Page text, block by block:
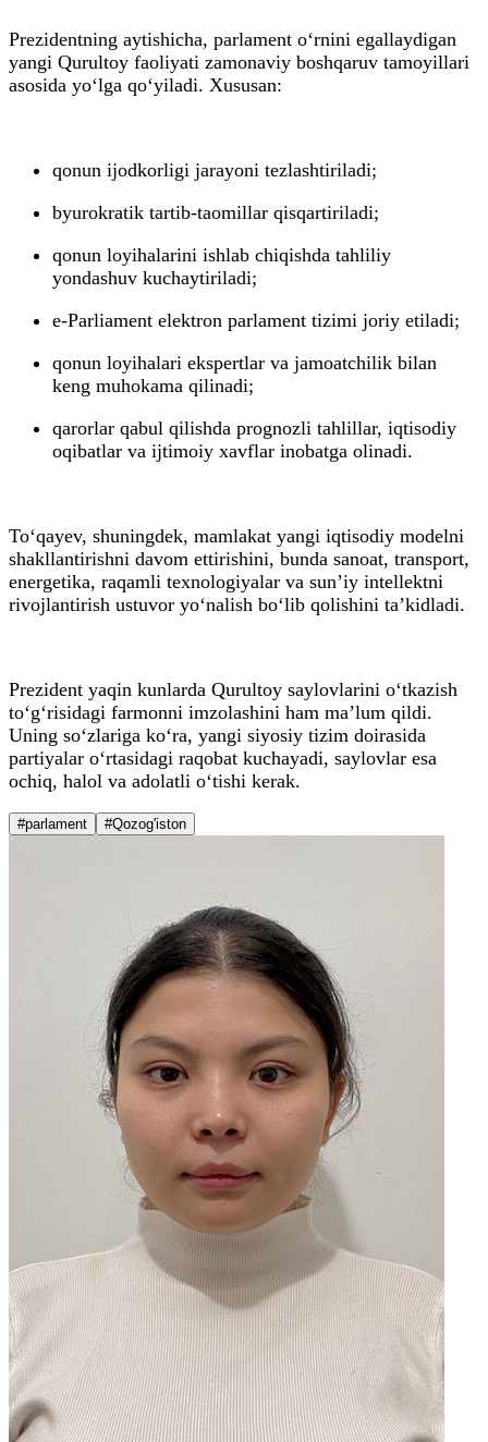
Prezidentning aytishicha, parlament o‘rnini egallaydigan
yangi Qurultoy faoliyati zamonaviy boshqaruv tamoyillari
asosida yo‘lga qo‘yiladi. Xususan:
qonun ijodkorligi jarayoni tezlashtiriladi;
byurokratik tartib-taomillar qisqartiriladi;
qonun loyihalarini ishlab chiqishda tahliliy
yondashuv kuchaytiriladi;
e-Parliament elektron parlament tizimi joriy etiladi;
qonun loyihalari ekspertlar va jamoatchilik bilan
keng muhokama qilinadi;
qarorlar qabul qilishda prognozli tahlillar, iqtisodiy
oqibatlar va ijtimoiy xavflar inobatga olinadi.
To‘qayev, shuningdek, mamlakat yangi iqtisodiy modelni
shakllantirishni davom ettirishini, bunda sanoat, transport,
energetika, raqamli texnologiyalar va sun’iy intellektni
rivojlantirish ustuvor yo‘nalish bo‘lib qolishini ta’kidladi.
Prezident yaqin kunlarda Qurultoy saylovlarini o‘tkazish
to‘g‘risidagi farmonni imzolashini ham ma’lum qildi.
Uning so‘zlariga ko‘ra, yangi siyosiy tizim doirasida
partiyalar o‘rtasidagi raqobat kuchayadi, saylovlar esa
ochiq, halol va adolatli o‘tishi kerak.
#parlament #Qozog'iston